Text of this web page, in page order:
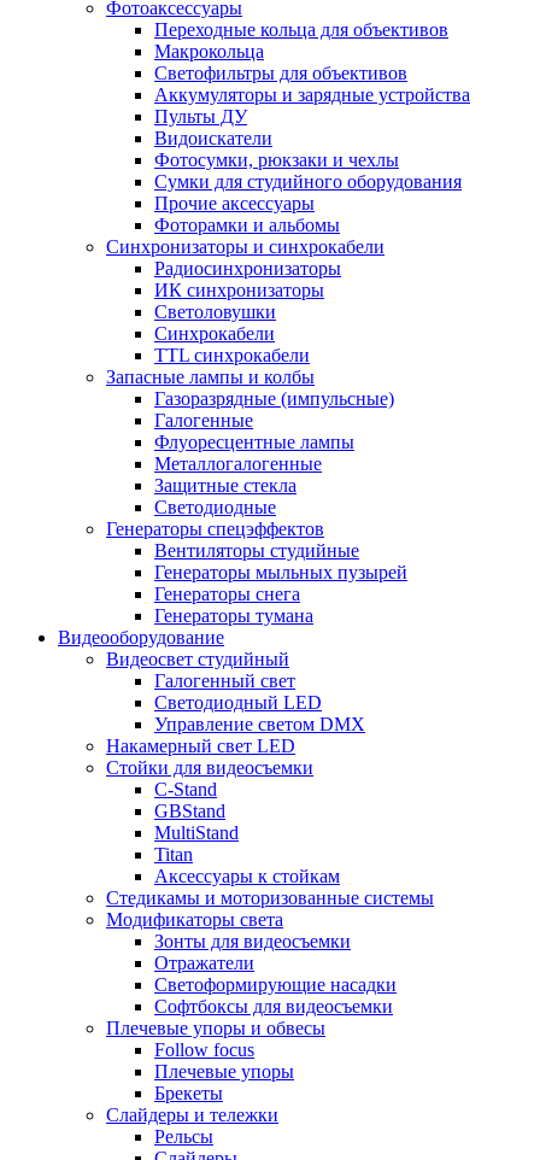
Фотоаксессуары
Переходные кольца для объективов
Макрокольца
Светофильтры для объективов
Аккумуляторы и зарядные устройства
Пульты ДУ
Видоискатели
Фотосумки, рюкзаки и чехлы
Сумки для студийного оборудования
Прочие аксессуары
Фоторамки и альбомы
Синхронизаторы и синхрокабели
Радиосинхронизаторы
ИК синхронизаторы
Светоловушки
Синхрокабели
TTL синхрокабели
Запасные лампы и колбы
Газоразрядные (импульсные)
Галогенные
Флуоресцентные лампы
Металлогалогенные
Защитные стекла
Светодиодные
Генераторы спецэффектов
Вентиляторы студийные
Генераторы мыльных пузырей
Генераторы снега
Генераторы тумана
Видеооборудование
Видеосвет студийный
Галогенный свет
Светодиодный LED
Управление светом DMX
Накамерный свет LED
Стойки для видеосъемки
C-Stand
GBStand
MultiStand
Titan
Аксессуары к стойкам
Стедикамы и моторизованные системы
Модификаторы света
Зонты для видеосъемки
Отражатели
Светоформирующие насадки
Софтбоксы для видеосъемки
Плечевые упоры и обвесы
Follow focus
Плечевые упоры
Брекеты
Слайдеры и тележки
Рельсы